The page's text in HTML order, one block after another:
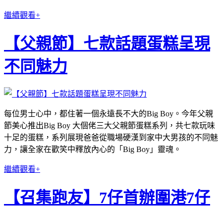
繼續觀看+
【父親節】七款話題蛋糕呈現
不同魅力
每位男士心中，都住著一個永遠長不大的Big Boy。今年父親
節美心推出Big Boy 大個佬三大父親節蛋糕系列，共七款玩味
十足的蛋糕，系列展現爸爸從職場硬漢到家中大男孩的不同魅
力，讓全家在歡笑中釋放內心的「Big Boy」靈魂。
繼續觀看+
【召集跑友】7仔首辦圍港7仔